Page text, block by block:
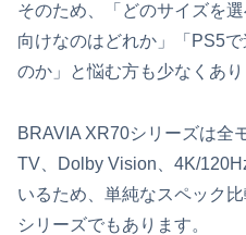
そのため、「どのサイズを
向けなのはどれか」「PS5
のか」と悩む方も少なくあり
BRAVIA XR70シリーズは全
TV、Dolby Vision、4K/
いるため、単純なスペック
シリーズでもあります。